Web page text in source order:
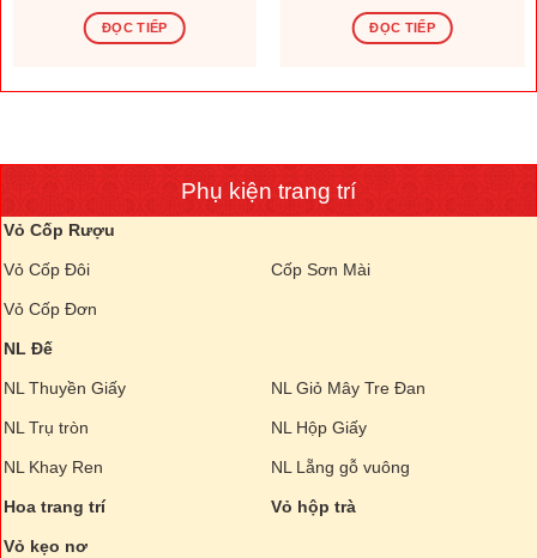
ĐỌC TIẾP ĐỌC TIẾP
Phụ kiện trang trí
Vỏ Cốp Rượu
Vỏ Cốp Đôi Cốp Sơn Mài
Vỏ Cốp Đơn
NL Đế
NL Thuyền Giấy NL Giỏ Mây Tre Đan
NL Trụ tròn NL Hộp Giấy
NL Khay Ren NL Lẵng gỗ vuông
Hoa trang trí Vỏ hộp trà
Vỏ kẹo nơ